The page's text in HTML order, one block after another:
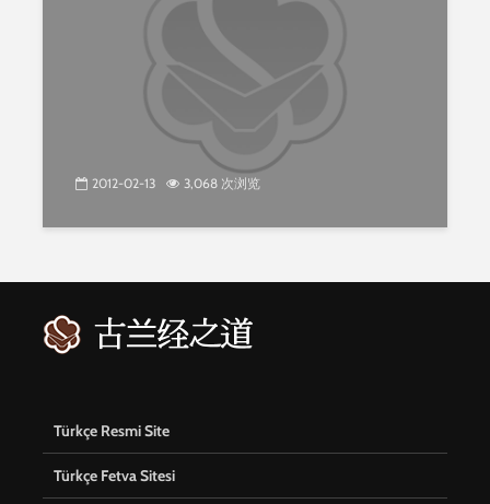
2012-02-13 3,068 次浏览
Türkçe Resmi Site
Türkçe Fetva Sitesi